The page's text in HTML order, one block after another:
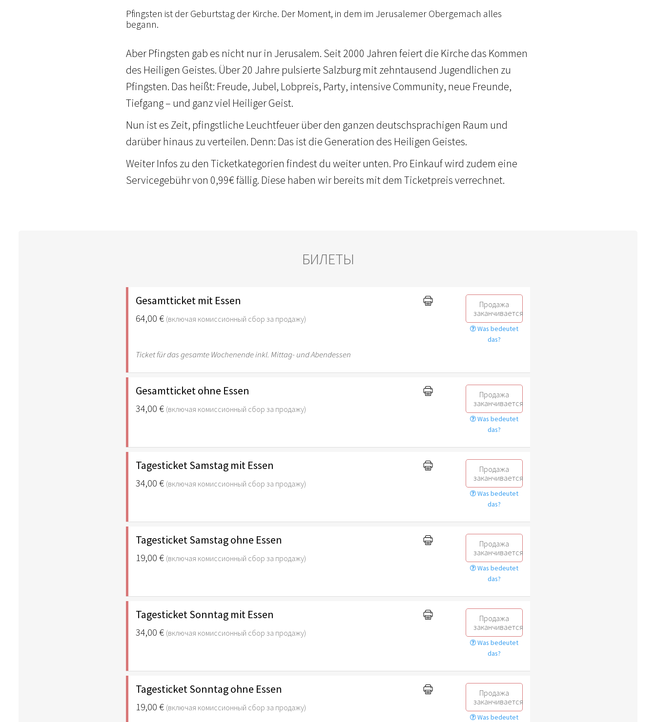
Pfingsten ist der Geburtstag der Kirche. Der Moment, in dem im Jerusalemer Obergemach alles
begann.
Aber Pfingsten gab es nicht nur in Jerusalem. Seit 2000 Jahren feiert die Kirche das Kommen
des Heiligen Geistes. Über 20 Jahre pulsierte Salzburg mit zehntausend Jugendlichen zu
Pfingsten. Das heißt: Freude, Jubel, Lobpreis, Party, intensive Community, neue Freunde,
Tiefgang – und ganz viel Heiliger Geist.
Nun ist es Zeit, pfingstliche Leuchtfeuer über den ganzen deutschsprachigen Raum und
darüber hinaus zu verteilen. Denn: Das ist die Generation des Heiligen Geistes.
Weiter Infos zu den Ticketkategorien findest du weiter unten. Pro Einkauf wird zudem eine
Servicegebühr von 0,99€ fällig. Diese haben wir bereits mit dem Ticketpreis verrechnet.
БИЛЕТЫ
Gesamtticket mit Essen
64,00 € (включая комиссионный сбор за продажу)
Продажа
заканчивается
Was bedeutet
das?
Ticket für das gesamte Wochenende inkl. Mittag- und Abendessen
Gesamtticket ohne Essen
34,00 € (включая комиссионный сбор за продажу)
Продажа
заканчивается
Was bedeutet
das?
Tagesticket Samstag mit Essen
34,00 € (включая комиссионный сбор за продажу)
Продажа
заканчивается
Was bedeutet
das?
Tagesticket Samstag ohne Essen
19,00 € (включая комиссионный сбор за продажу)
Продажа
заканчивается
Was bedeutet
das?
Tagesticket Sonntag mit Essen
34,00 € (включая комиссионный сбор за продажу)
Продажа
заканчивается
Was bedeutet
das?
Tagesticket Sonntag ohne Essen
19,00 € (включая комиссионный сбор за продажу)
Продажа
заканчивается
Was bedeutet